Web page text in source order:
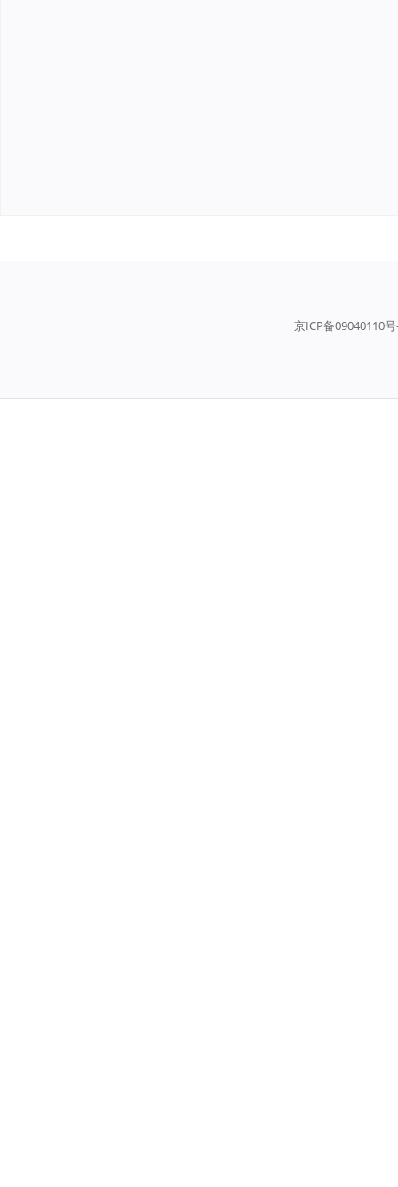
京ICP备09040110